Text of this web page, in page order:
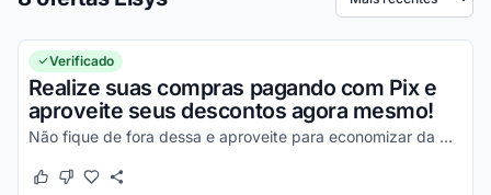
Ordenar por
Verificado
Realize suas compras pagando com Pix e
aproveite seus descontos agora mesmo!
Não fique de fora dessa e aproveite para economizar da melhor maneira possível!
Este cupom funcionou
Este cupom não funcionou